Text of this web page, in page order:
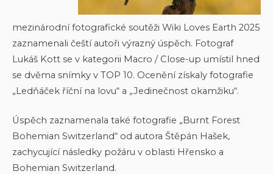
mezinárodní fotografické soutěži Wiki Loves Earth 2025
zaznamenali čeští autoři výrazný úspěch. Fotograf
Lukáš Kott se v kategorii Macro / Close-up umístil hned
se dvěma snímky v TOP 10. Ocenění získaly fotografie
„Ledňáček říční na lovu“ a „Jedinečnost okamžiku“.
Úspěch zaznamenala také fotografie „Burnt Forest
Bohemian Switzerland“ od autora Štěpán Hašek,
zachycující následky požáru v oblasti Hřensko a
Bohemian Switzerland.